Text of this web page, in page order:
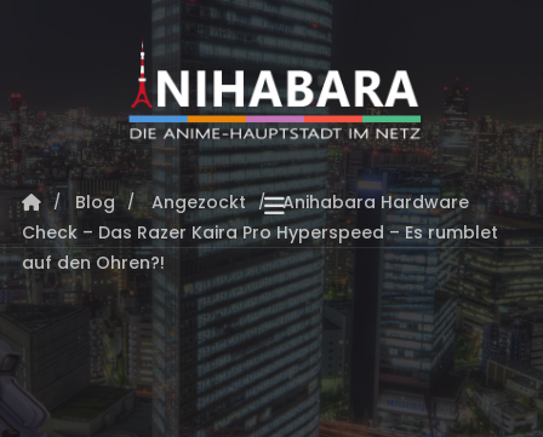
Blog Angezockt
Anihabara Hardware
Check – Das Razer Kaira Pro Hyperspeed – Es rumblet
auf den Ohren?!